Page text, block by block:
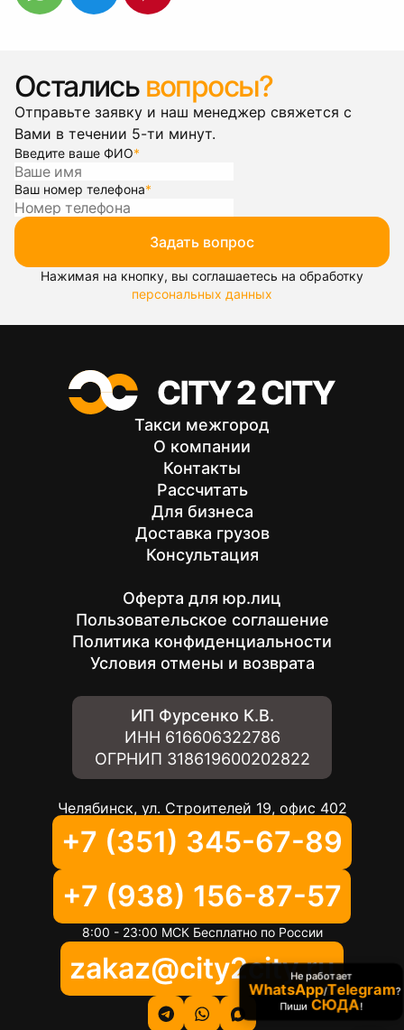
Остались вопросы?
Отправьте заявку и наш менеджер свяжется с
Вами в течении 5-ти минут.
Введите ваше ФИО*
Ваш номер телефона*
Задать вопрос
Нажимая на кнопку, вы соглашаетесь на обработку
персональных данных
Такси межгород
О компании
Контакты
Рассчитать
Для бизнеса
Доставка грузов
Консультация
Оферта для юр.лиц
Пользовательское соглашение
Политика конфиденциальности
Условия отмены и возврата
ИП Фурсенко К.В.
ИНН 616606322786
ОГРНИП 318619600202822
Челябинск, ул. Строителей 19, офис 402
+7 (351) 345-67-89
+7 (938) 156-87-57
8:00 - 23:00 МСК Бесплатно по России
zakaz@city2city.ru
Не работает
WhatsApp/Telegram?
Пиши СЮДА!